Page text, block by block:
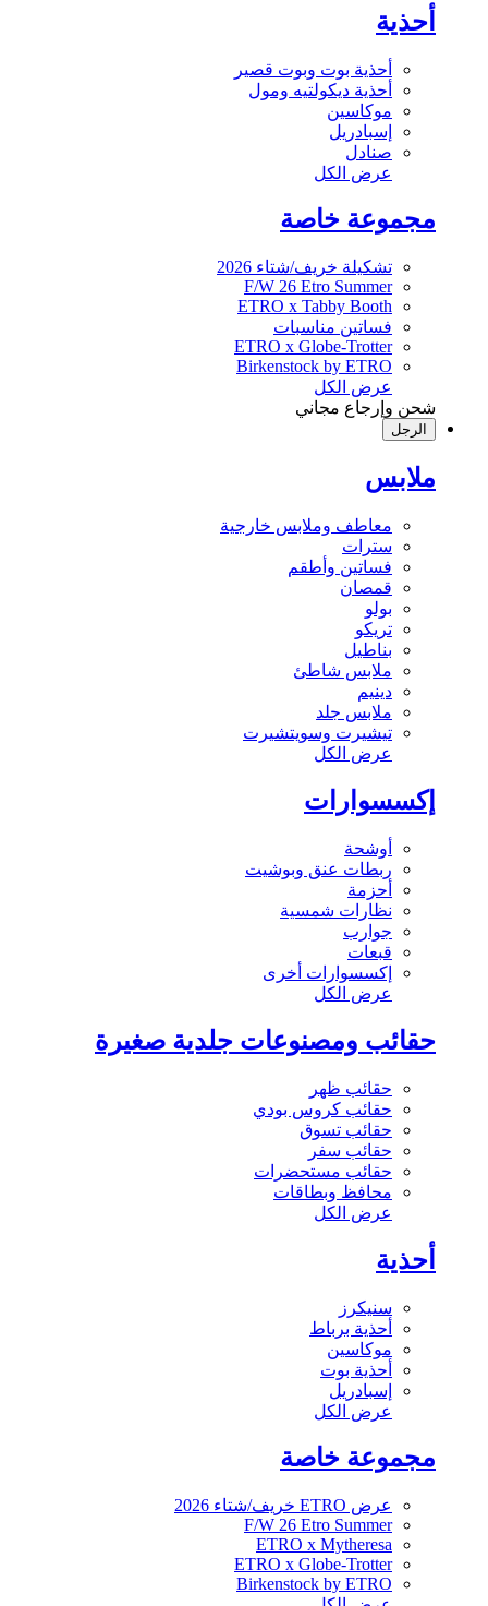
أحذية
أحذية بوت وبوت قصير
أحذية ديكولتيه ومول
موكاسين
إسبادريل
صنادل
عرض الكل
مجموعة خاصة
تشكيلة خريف/شتاء 2026
F/W 26 Etro Summer
ETRO x Tabby Booth
فساتين مناسبات
ETRO x Globe-Trotter
Birkenstock by ETRO
عرض الكل
شحن وإرجاع مجاني
الرجل
ملابس
معاطف وملابس خارجية
سترات
فساتين وأطقم
قمصان
بولو
تريكو
بناطيل
ملابس شاطئ
دينيم
ملابس جلد
تيشيرت وسويتشيرت
عرض الكل
إكسسوارات
أوشحة
ربطات عنق وبوشيت
أحزمة
نظارات شمسية
جوارب
قبعات
إكسسوارات أخرى
عرض الكل
حقائب ومصنوعات جلدية صغيرة
حقائب ظهر
حقائب كروس بودي
حقائب تسوق
حقائب سفر
حقائب مستحضرات
محافظ وبطاقات
عرض الكل
أحذية
سنيكرز
أحذية برباط
موكاسين
أحذية بوت
إسبادريل
عرض الكل
مجموعة خاصة
عرض ETRO خريف/شتاء 2026
F/W 26 Etro Summer
ETRO x Mytheresa
ETRO x Globe-Trotter
Birkenstock by ETRO